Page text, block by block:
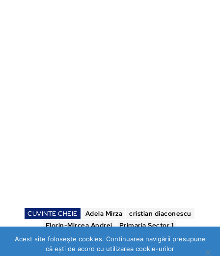
CUVINTE CHEIE Adela Mirza
cristian diaconescu
Florin-Mircea Andrei
Primaria Sector 1
Acest site folosește cookies. Continuarea navigării presupune
că ești de acord cu utilizarea cookie-urilor